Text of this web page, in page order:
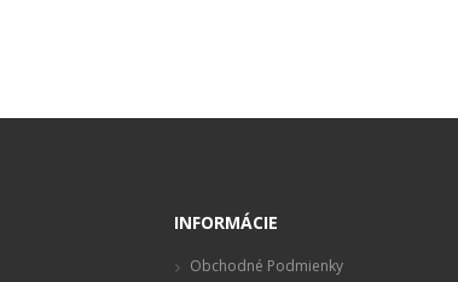
INFORMÁCIE
Obchodné Podmienky